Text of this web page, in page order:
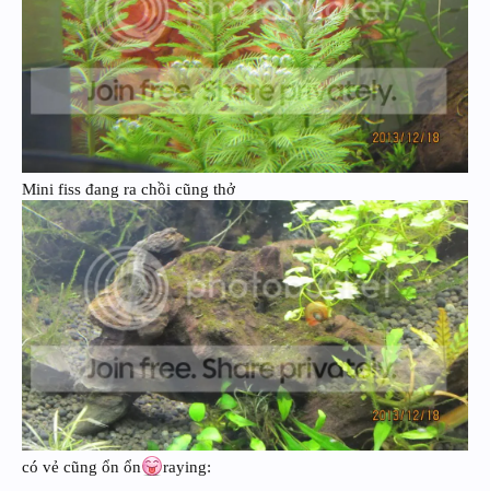
Mini fiss đang ra chồi cũng thở
có vẻ cũng ổn ổn raying: